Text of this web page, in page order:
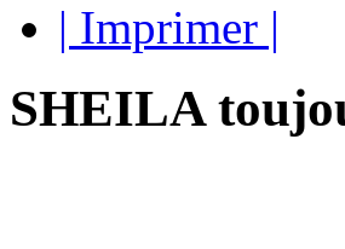
| Imprimer |
SHEILA